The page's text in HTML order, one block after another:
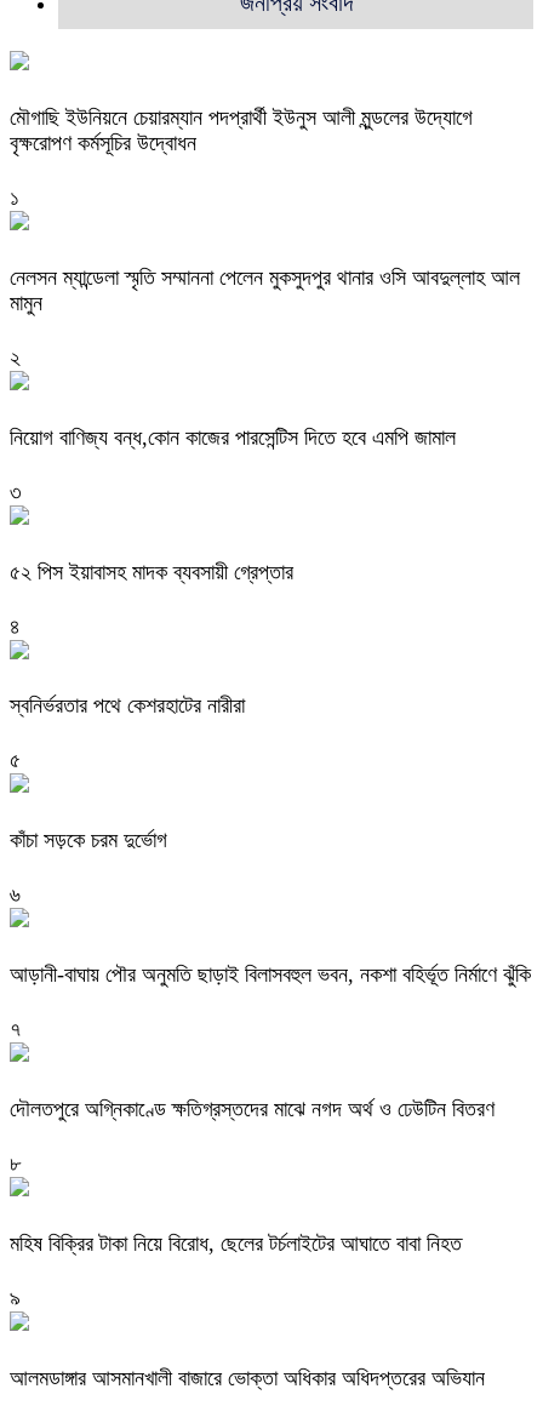
মৌগাছি ইউনিয়নে চেয়ারম্যান পদপ্রার্থী ইউনুস আলী মুন্ডলের উদ্যোগে
বৃক্ষরোপণ কর্মসূচির উদ্বোধন
১
নেলসন ম্যান্ডেলা স্মৃতি সম্মাননা পেলেন মুকসুদপুর থানার ওসি আবদুল্লাহ আল
মামুন
২
নিয়োগ বাণিজ্য বন্ধ,কোন কাজের পারসেন্টিস দিতে হবে এমপি জামাল
৩
৫২ পিস ইয়াবাসহ মাদক ব্যবসায়ী গ্রেপ্তার
৪
স্বনির্ভরতার পথে কেশরহাটের নারীরা
৫
কাঁচা সড়কে চরম দুর্ভোগ
৬
আড়ানী-বাঘায় পৌর অনুমতি ছাড়াই বিলাসবহুল ভবন, নকশা বহির্ভূত নির্মাণে ঝুঁকি
৭
দৌলতপুরে অগ্নিকাণ্ডে ক্ষতিগ্রস্তদের মাঝে নগদ অর্থ ও ঢেউটিন বিতরণ
৮
মহিষ বিক্রির টাকা নিয়ে বিরোধ, ছেলের টর্চলাইটের আঘাতে বাবা নিহত
৯
আলমডাঙ্গার আসমানখালী বাজারে ভোক্তা অধিকার অধিদপ্তরের অভিযান